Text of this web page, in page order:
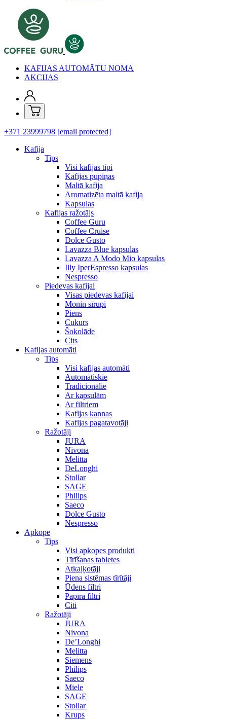
KAFIJAS AUTOMĀTU NOMA
AKCIJAS
+371 23999798 [email protected]
Kafija
Tips
Visi kafijas tipi
Kafijas pupiņas
Maltā kafija
Aromatizēta maltā kafija
Kapsulas
Kafijas ražotājs
Coffee Guru
Coffee Cruise
Dolce Gusto
Lavazza Blue kapsulas
Lavazza A Modo Mio kapsulas
Illy IperEspresso kapsulas
Nespresso
Piedevas kafijai
Visas piedevas kafijai
Monin sīrupi
Piens
Cukurs
Šokolāde
Cits
Kafijas automāti
Tips
Visi kafijas automāti
Automātiskie
Tradicionālie
Ar kapsulām
Ar filtriem
Kafijas kannas
Kafijas pagatavotāji
Ražotāji
JURA
Nivona
Melitta
DeLonghi
Stollar
SAGE
Philips
Saeco
Dolce Gusto
Nespresso
Apkope
Tips
Visi apkopes produkti
Tīrīšanas tabletes
Atkaļķotāji
Piena sistēmas tīrītāji
Ūdens filtri
Papīra filtri
Citi
Ražotāji
JURA
Nivona
De’Longhi
Melitta
Siemens
Philips
Saeco
Miele
SAGE
Stollar
Krups